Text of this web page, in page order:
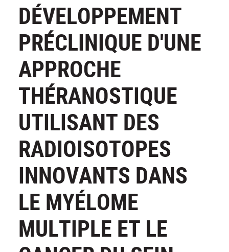
DÉVELOPPEMENT
PRÉCLINIQUE D'UNE
APPROCHE
THÉRANOSTIQUE
UTILISANT DES
RADIOISOTOPES
INNOVANTS DANS
LE MYÉLOME
MULTIPLE ET LE